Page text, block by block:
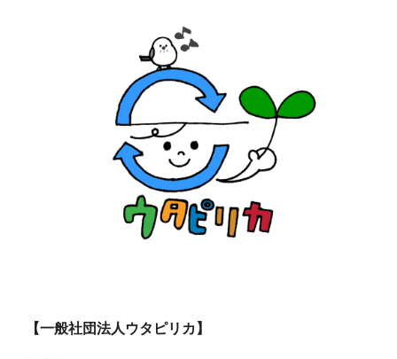
【一般社団法人ウタピリカ】